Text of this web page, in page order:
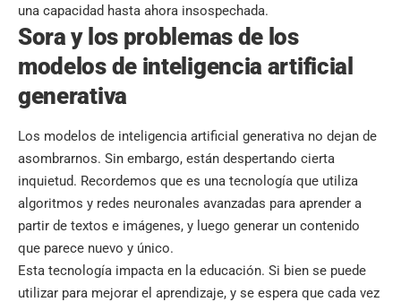
una capacidad hasta ahora insospechada.
Sora y los problemas de los
modelos de inteligencia artificial
generativa
Los modelos de inteligencia artificial generativa no dejan de
asombrarnos. Sin embargo, están despertando cierta
inquietud. Recordemos que es una tecnología que utiliza
algoritmos y redes neuronales avanzadas para aprender a
partir de textos e imágenes, y luego generar un contenido
que parece nuevo y único.
Esta tecnología impacta en la educación. Si bien se puede
utilizar para mejorar el aprendizaje, y se espera que cada vez